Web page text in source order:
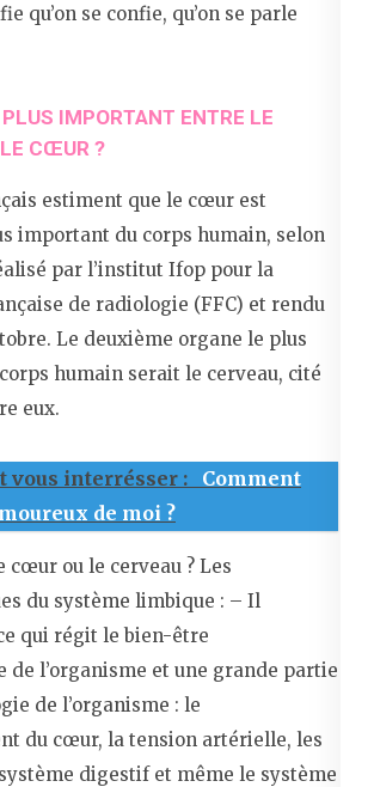
qu’on se confie, qu’on se parle
IMPORTANT ENTRE LE
LE CŒUR ?
estiment que le cœur est
important du corps humain, selon
par l’institut Ifop pour la
de radiologie (FFC) et rendu
Le deuxième organe le plus
humain serait le cerveau, cité
eux.
vous interrésser :
Comment
de moi ?
cœur ou le cerveau ? Les
du système limbique : – Il
qui régit le bien-être
de l’organisme et une grande partie
de l’organisme : le
du cœur, la tension artérielle, les
digestif et même le système